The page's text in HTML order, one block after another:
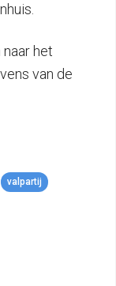
het
van de
valpartij